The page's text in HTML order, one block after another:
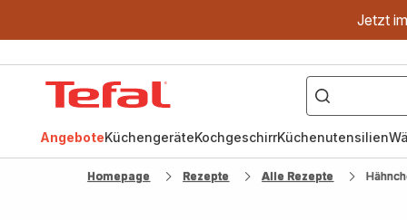
Jetzt
["OptiGrill","Easy
Fry","Pfanne"]
AngeboteKüchengeräteKochgeschirrKüchenutensilien
Homepage Rezepte Alle Rezepte